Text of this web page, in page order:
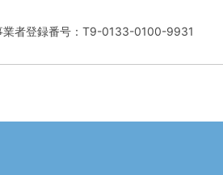
業者登録番号：T9-0133-0100-9931